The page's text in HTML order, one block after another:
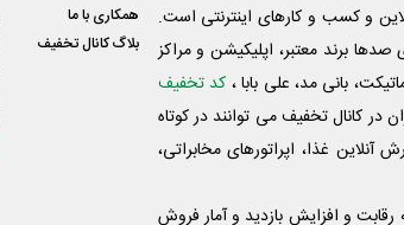
و کسب و‌ کارهای اینترنتی است.
برند معتبر، اپلیکیشن و مراکز
بانی مد، علی‌ بابا ، کد تخفیف
در کانال تخفیف می توانند در کوتاه
غذا، اپراتورهای مخابراتی،
رقابت و افزایش بازدید و آمار فروش
همکاری با ما
بلاگ کانال تخفیف